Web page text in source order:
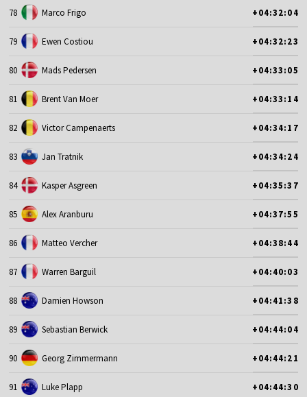
78 Marco Frigo +04:32:04
79 Ewen Costiou +04:32:23
80 Mads Pedersen +04:33:05
81 Brent Van Moer +04:33:14
82 Victor Campenaerts +04:34:17
83 Jan Tratnik +04:34:24
84 Kasper Asgreen +04:35:37
85 Alex Aranburu +04:37:55
86 Matteo Vercher +04:38:44
87 Warren Barguil +04:40:03
88 Damien Howson +04:41:38
89 Sebastian Berwick +04:44:04
90 Georg Zimmermann +04:44:21
91 Luke Plapp +04:44:30